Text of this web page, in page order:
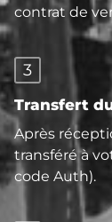
contrat de
3
Transfert
Après
transféré à
code Auth).